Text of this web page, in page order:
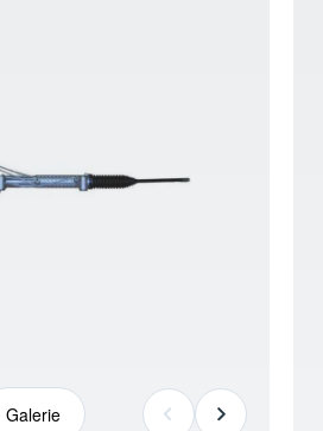
Galerie